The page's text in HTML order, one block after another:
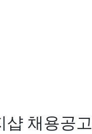
샵 채용공고